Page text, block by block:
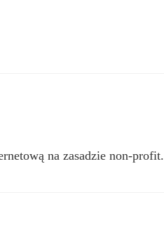
na zasadzie non-profit.